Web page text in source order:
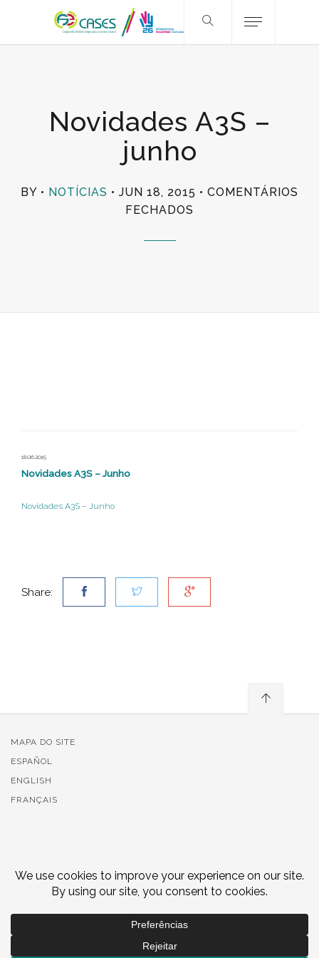
Novidades A3S –
junho
BY NOTÍCIAS JUN 18, 2015
COMENTÁRIOS
FECHADOS
18.06.2015
Novidades A3S – Junho
Novidades A3S – Junho
Share:
MAPA DO SITE
ESPAÑOL
ENGLISH
FRANÇAIS
© 2020 CASES - Cooperativa António Sérgio para a
Economia Social